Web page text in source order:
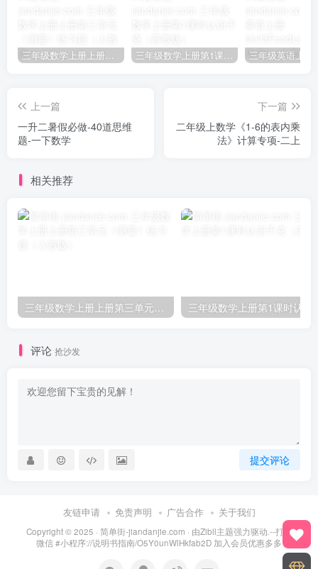
上一篇
一升二暑假必做-40道思维
题-一下数学
下一篇
二年级上数学《1-6的表内乘
法》计算专项-二上
相关推荐
评论 抢沙发
提交评论
友链申请 免责声明 广告合作 关于我们
Copyright © 2025 · 简单街-jiandanjie.com · 由Zibll主题强力驱动.--打开
微信 #小程序://说明书指南/O5Y0unWlHkfab2D 加入会员优惠多多